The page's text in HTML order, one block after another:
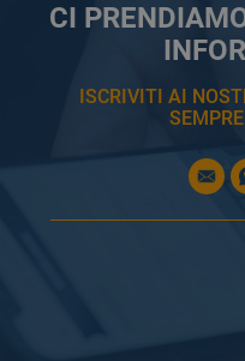
CI
ISCRIVITI AI